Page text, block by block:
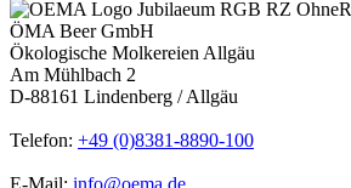
ÖMA Beer GmbH
Ökologische Molkereien Allgäu
Am Mühlbach 2
D-88161 Lindenberg / Allgäu
Telefon: +49 (0)8381-8890-100